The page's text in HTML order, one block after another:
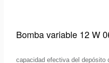
Bomba variable 12 W
capacidad efectiva del depósito